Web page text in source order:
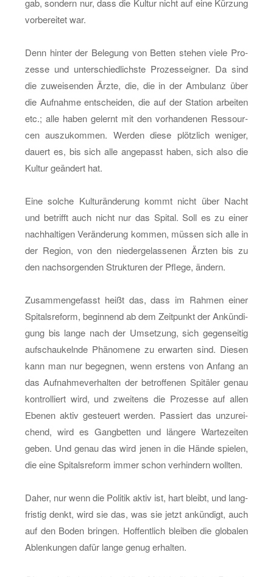
vor­be­rei­tet war.
Denn hin­ter der Be­le­gung von Bet­ten ste­hen viele Pro­
zes­se und un­ter­schied­lichs­te Pro­zes­s­eig­ner. Da sind
die zu­wei­sen­den Ärzte, die, die in der Am­bu­lanz über
die Auf­nah­me ent­schei­den, die auf der Sta­ti­on ar­bei­ten
etc.; alle haben ge­lernt mit den vor­han­de­nen Res­sour­
cen aus­zu­kom­men. Wer­den diese plötz­lich we­ni­ger,
dau­ert es, bis sich alle an­ge­passt haben, sich also die
Kul­tur ge­än­dert hat.
Eine sol­che Kul­tur­än­de­rung kommt nicht über Nacht
und be­trifft auch nicht nur das Spi­tal. Soll es zu einer
nach­hal­ti­gen Ver­än­de­rung kom­men, müs­sen sich alle in
der Re­gi­on, von den nie­der­ge­las­se­nen Ärz­ten bis zu
den nach­sor­gen­den Struk­tu­ren der Pfle­ge, än­dern.
Zu­sam­men­ge­fasst heißt das, dass im Rah­men einer
Spi­tals­re­form, be­gin­nend ab dem Zeit­punkt der An­kün­di­
gung bis lange nach der Um­set­zung, sich ge­gen­sei­tig
auf­schau­keln­de Phä­no­me­ne zu er­war­ten sind. Die­sen
kann man nur be­geg­nen, wenn ers­tens von An­fang an
das Auf­nah­me­ver­hal­ten der be­trof­fe­nen Spi­tä­ler genau
kon­trol­liert wird, und zwei­tens die Pro­zes­se auf allen
Ebe­nen aktiv ge­steu­ert wer­den. Pas­siert das un­zu­rei­
chend, wird es Gang­bet­ten und län­ge­re War­te­zei­ten
geben. Und genau das wird jenen in die Hände spie­len,
die eine Spi­tals­re­form immer schon ver­hin­dern woll­ten.
Daher, nur wenn die Po­li­tik aktiv ist, hart bleibt, und lang­
fris­tig denkt, wird sie das, was sie jetzt an­kün­digt, auch
auf den Boden brin­gen. Hof­fent­lich blei­ben die glo­ba­len
Ab­len­kun­gen dafür lange genug er­hal­ten.